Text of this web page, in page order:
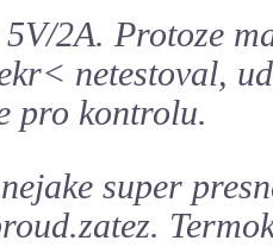
2A. Protoze
netestoval,
pro kontrolu.
super